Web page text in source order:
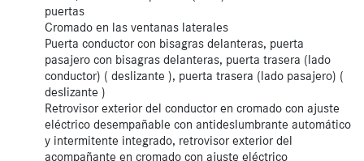
puertas
Cromado en las ventanas laterales
Puerta conductor con bisagras delanteras, puerta
pasajero con bisagras delanteras, puerta trasera (lado
conductor) ( deslizante ), puerta trasera (lado pasajero) (
deslizante )
Retrovisor exterior del conductor en cromado con ajuste
eléctrico desempañable con antideslumbrante automático
y intermitente integrado, retrovisor exterior del
acompañante en cromado con ajuste eléctrico